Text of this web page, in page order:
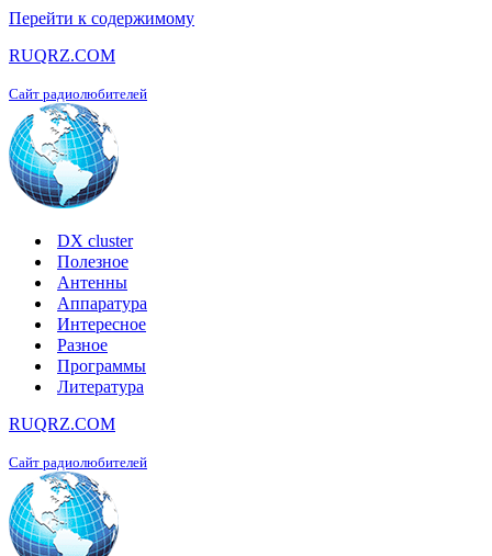
Перейти к содержимому
RUQRZ.COM
Сайт радиолюбителей
DX cluster
Полезное
Антенны
Аппаратура
Интересное
Разное
Программы
Литература
RUQRZ.COM
Сайт радиолюбителей